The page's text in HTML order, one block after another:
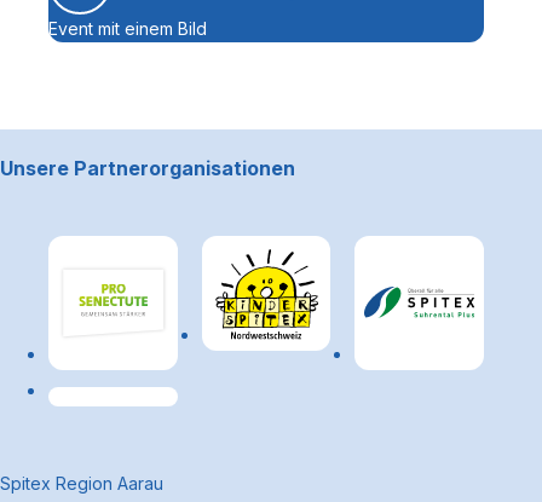
Event mit einem Bild
Unsere Partnerorganisationen
Link zum Premiumpartner: Allianz
~Kontaktinformationen
Spitex Region Aarau